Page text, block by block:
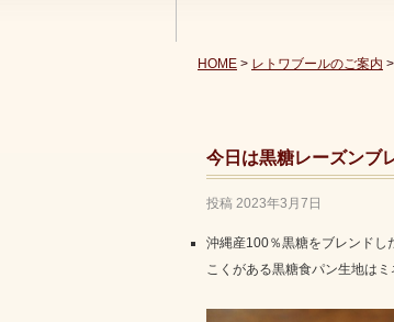
HOME > レトワブールのご案内
今日は黒糖レーズンブ
投稿 2023年3月7日
沖縄産100％黒糖をブレンドし
こくがある黒糖食パン生地は